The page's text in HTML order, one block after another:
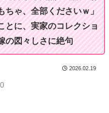
ゃ、全部くださいｗ」
とに、実家のコレクショ
の図々しさに絶句
2026.02.19